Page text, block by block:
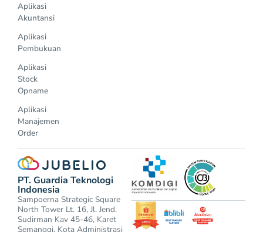
Aplikasi
Akuntansi
Aplikasi
Pembukuan
Aplikasi
Stock
Opname
Aplikasi
Manajemen
Order
PT. Guardia Teknologi
Indonesia
Sampoerna Strategic Square
North Tower Lt. 16, Jl. Jend.
Sudirman Kav 45-46, Karet
Semanggi, Kota Administrasi